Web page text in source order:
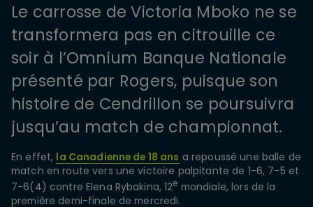
Le carrosse de Victoria Mboko ne se
transformera pas en citrouille ce
soir à l’Omnium Banque Nationale
présenté par Rogers, puisque son
histoire de Cendrillon se poursuivra
jusqu’au match de championnat.
En effet, la Canadienne de 18 ans a repoussé une balle de
match en route vers une victoire palpitante de 1-6, 7-5 et
7-6(4) contre Elena Rybakina, 12e mondiale, lors de la
première demi-finale de mercredi.